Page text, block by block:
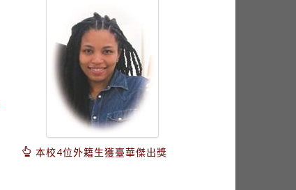
本校4位外籍生獲臺華傑出獎